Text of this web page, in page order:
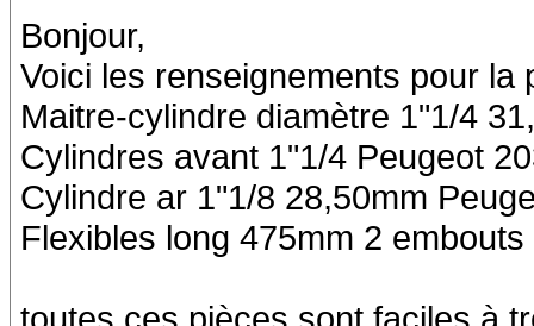
Bonjour,
Voici les renseignements pour la
Maitre-cylindre diamètre 1"1/4
Cylindres avant 1"1/4 Peugeot
Cylindre ar 1"1/8 28,50mm
Flexibles long 475mm 2